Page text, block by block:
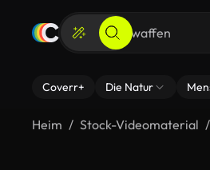
Coverr+ Die Natur
Heim Stock-Videomaterial